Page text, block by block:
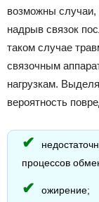
возможны случаи,
надрыв связок
таком случае
связочным
нагрузкам.
вероятность
процессов
ожирение;